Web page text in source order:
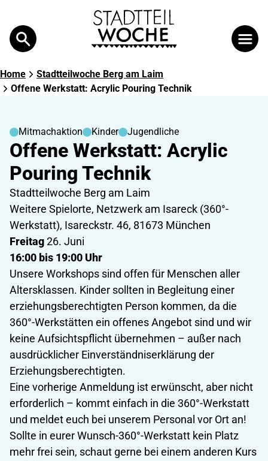
Search
Home
Stadtteilwoche Berg am Laim
Offene Werkstatt: Acrylic Pouring Technik
Mitmachaktion Kinder Jugendliche
Offene Werkstatt: Acrylic
Pouring Technik
Stadtteilwoche Berg am Laim
Weitere Spielorte, Netzwerk am Isareck (360°-
Werkstatt), Isareckstr. 46, 81673 München
Freitag26. Juni
16:00 bis 19:00 Uhr
Unsere Workshops sind offen für Menschen aller
Altersklassen. Kinder sollten in Begleitung einer
erziehungsberechtigten Person kommen, da die
360°-Werkstätten ein offenes Angebot sind und wir
keine Aufsichtspflicht übernehmen – außer nach
ausdrücklicher Einverständniserklärung der
Erziehungsberechtigten.
Eine vorherige Anmeldung ist erwünscht, aber nicht
erforderlich – kommt einfach in die 360°-Werkstatt
und meldet euch bei unserem Personal vor Ort an!
Sollte in eurer Wunsch-360°-Werkstatt kein Platz
mehr frei sein, schaut gerne bei einem anderen Kurs